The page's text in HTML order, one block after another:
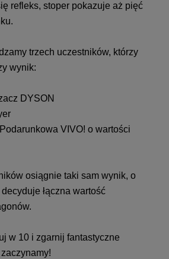
refleks, stoper pokazuje aż pięć
trzech uczestników, którzy
wynik:
DYSON
VIVO! o wartości
osiągnie taki sam wynik, o
łączna wartość
w 10 i zgarnij fantastyczne